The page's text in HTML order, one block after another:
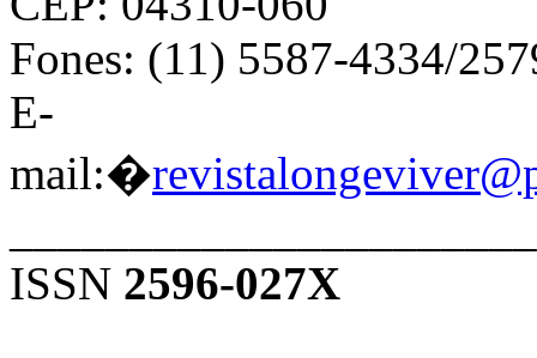
Fones: (11) 5587-4334/
E-
mail:�
ISSN 2596-027X